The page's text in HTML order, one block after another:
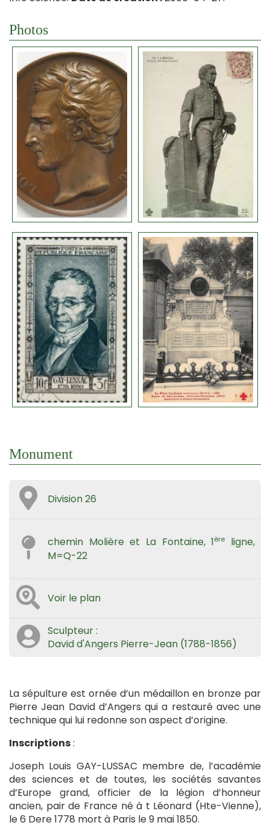
Photos
Monument
Division 26
chemin Molière et La Fontaine, 1ère
ligne,
M=Q-22
Voir le plan
Sculpteur :
David d'Angers Pierre-Jean (1788-1856)
La sépulture est ornée d’un médaillon en bronze par
Pierre Jean David d’Angers qui a restauré avec une
technique qui lui redonne son aspect d’origine.
Inscriptions:
Joseph Louis GAY-LUSSAC membre de, l’académie
des sciences et de toutes, les sociétés savantes
d’Europe grand, officier de la légion d’honneur
ancien, pair de France né à t Léonard (Hte-Vienne),
le 6 Dere 1778 mort à Paris le 9 mai 1850.